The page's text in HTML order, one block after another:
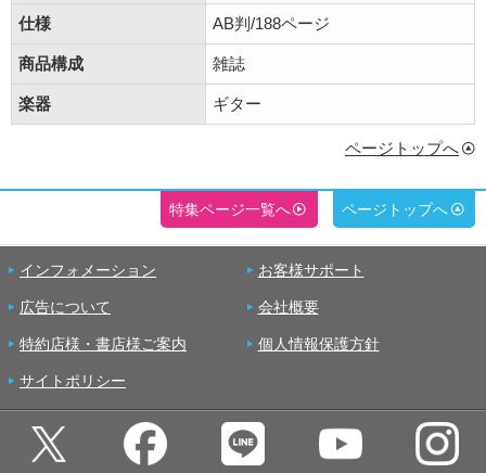
仕様 AB判/188ページ
商品構成 雑誌
楽器 ギター
ページトップへ
特集ページ一覧へ ページトップへ
インフォメーション お客様サポート
広告について 会社概要
特約店様・書店様ご案内 個人情報保護方針
サイトポリシー